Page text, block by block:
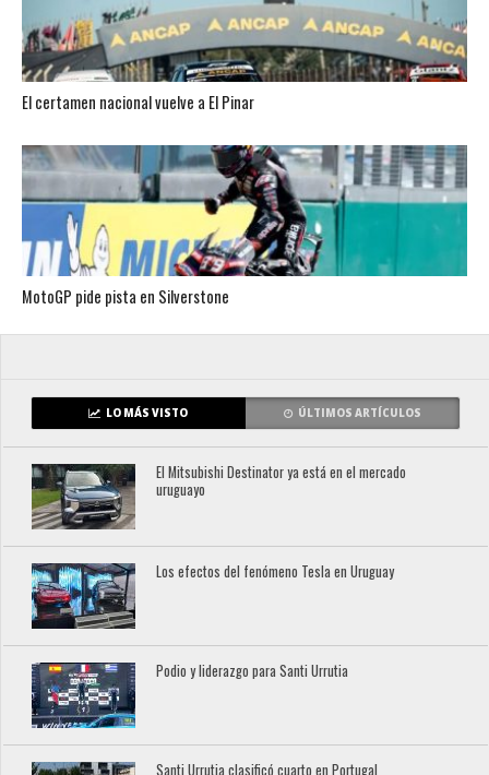
El certamen nacional vuelve a El Pinar
MotoGP pide pista en Silverstone
LO MÁS VISTO ÚLTIMOS ARTÍCULOS
El Mitsubishi Destinator ya está en el mercado
uruguayo
Los efectos del fenómeno Tesla en Uruguay
Podio y liderazgo para Santi Urrutia
Santi Urrutia clasificó cuarto en Portugal